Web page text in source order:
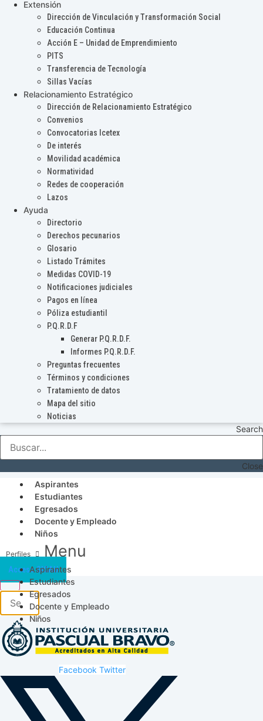
Extensión
Dirección de Vinculación y Transformación Social
Educación Continua
Acción E – Unidad de Emprendimiento
PITS
Transferencia de Tecnología
Sillas Vacías
Relacionamiento Estratégico
Dirección de Relacionamiento Estratégico
Convenios
Convocatorias Icetex
De interés
Movilidad académica
Normatividad
Redes de cooperación
Lazos
Ayuda
Directorio
Derechos pecunarios
Glosario
Listado Trámites
Medidas COVID-19
Notificaciones judiciales
Pagos en línea
Póliza estudiantil
P.Q.R.D.F
Generar P.Q.R.D.F.
Informes P.Q.R.D.F.
Preguntas frecuentes
Términos y condiciones
Tratamiento de datos
Mapa del sitio
Noticias
Search
Close
Aspirantes
Estudiantes
Egresados
Docente y Empleado
Niños
Menu
Aspirantes
Estudiantes
Egresados
Docente y Empleado
Niños
Acceso SICAU
Facebook Twitter